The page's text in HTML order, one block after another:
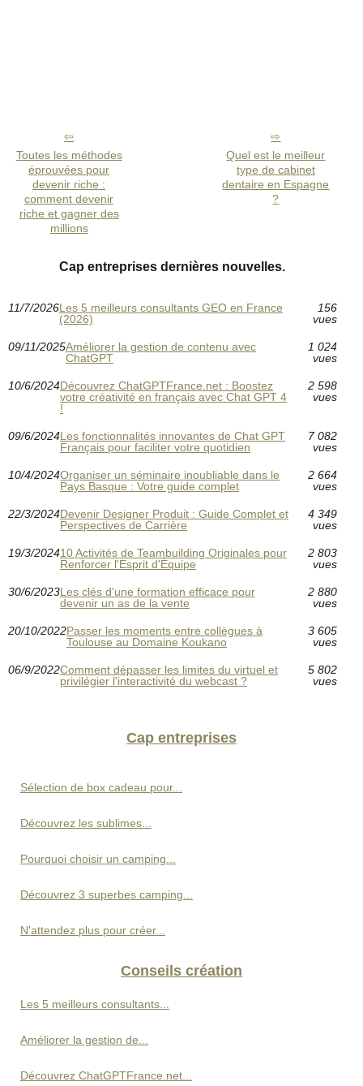
Toutes les méthodes
éprouvées pour
devenir riche :
comment devenir
riche et gagner des
millions
Quel est le meilleur
type de cabinet
dentaire en Espagne
?
Cap entreprises dernières nouvelles.
11/7/2026Les 5 meilleurs consultants GEO en France
(2026)
156
vues
09/11/2025Améliorer la gestion de contenu avec
ChatGPT
1 024
vues
10/6/2024Découvrez ChatGPTFrance.net : Boostez
votre créativité en français avec Chat GPT 4
!
2 598
vues
09/6/2024Les fonctionnalités innovantes de Chat GPT
Français pour faciliter votre quotidien
7 082
vues
10/4/2024Organiser un séminaire inoubliable dans le
Pays Basque : Votre guide complet
2 664
vues
22/3/2024Devenir Designer Produit : Guide Complet et
Perspectives de Carrière
4 349
vues
19/3/202410 Activités de Teambuilding Originales pour
Renforcer l'Esprit d'Équipe
2 803
vues
30/6/2023Les clés d'une formation efficace pour
devenir un as de la vente
2 880
vues
20/10/2022Passer les moments entre collègues à
Toulouse au Domaine Koukano
3 605
vues
06/9/2022Comment dépasser les limites du virtuel et
privilégier l'interactivité du webcast ?
5 802
vues
Cap entreprises
Sélection de box cadeau pour...
Découvrez les sublimes...
Pourquoi choisir un camping...
Découvrez 3 superbes camping...
N'attendez plus pour créer...
Conseils création
Les 5 meilleurs consultants...
Améliorer la gestion de...
Découvrez ChatGPTFrance.net...